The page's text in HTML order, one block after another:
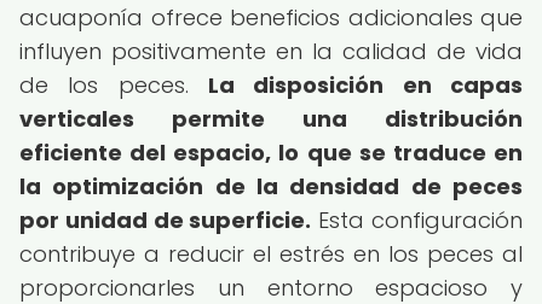
acuaponía ofrece beneficios adicionales que
influyen positivamente en la calidad de vida
de los peces. La disposición en capas
verticales permite una distribución
eficiente del espacio, lo que se traduce en
la optimización de la densidad de peces
por unidad de superficie. Esta configuración
contribuye a reducir el estrés en los peces al
proporcionarles un entorno espacioso y